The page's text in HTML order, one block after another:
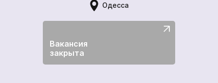
ПРОДУКЦИЯ
УСЛУГИ
Одесса
Вакансия
закрыта